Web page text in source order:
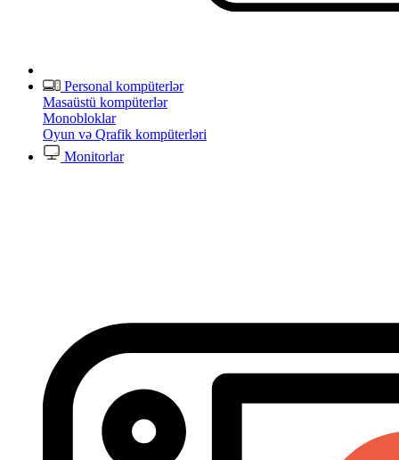
Personal kompüterlər
Masaüstü kompüterlər
Monobloklar
Oyun və Qrafik kompüterləri
Monitorlar